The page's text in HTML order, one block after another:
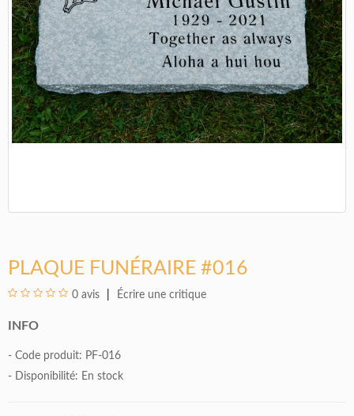
PLAQUE FUNÉRAIRE #016
0 avis Écrire une critique
INFO
- Code produit: PF-016
- Disponibilité: En stock